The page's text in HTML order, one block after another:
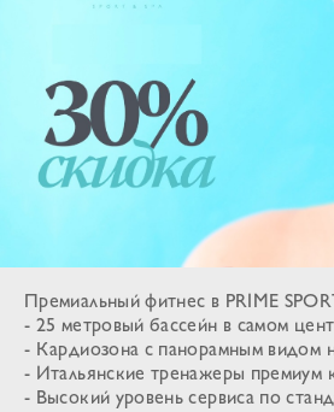
Премиальный фитнес в PRIME
- 25 метровый бассейн в самом
- Кардиозона с панорамным видом
- Итальянские тренажеры премиум
- Высокий уровень сервиса по